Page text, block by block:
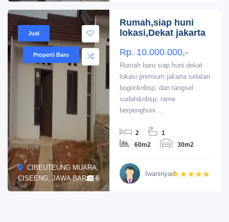
CIBEUTEUNG MUARA,
CISEENG, JAWA BARAT
Jual
Properti Baru
6
Rumah,siap huni
lokasi,Dekat jakarta
Rp. 10.000.000,-
Rumah baru siap huni dekat
lokasi premium jakarta selatan
bogor&nbsp; dan tangsel
sudah&nbsp; rame
berpenghuni ...
2
1
60m2
30m2
Iwaniriyadi